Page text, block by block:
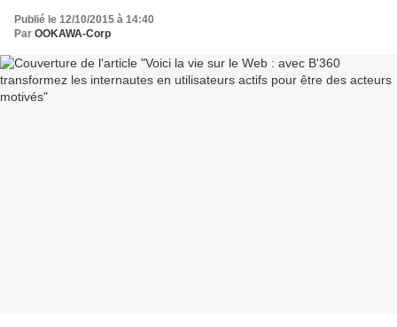
Publié le 12/10/2015 à 14:40
Par OOKAWA-Corp